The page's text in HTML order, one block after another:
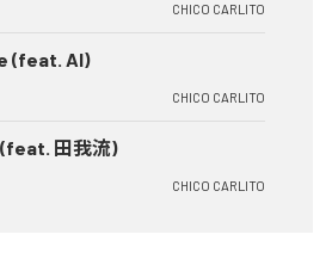
CHICO CARLITO
(feat. AI)
CHICO CARLITO
田我流)
CHICO CARLITO